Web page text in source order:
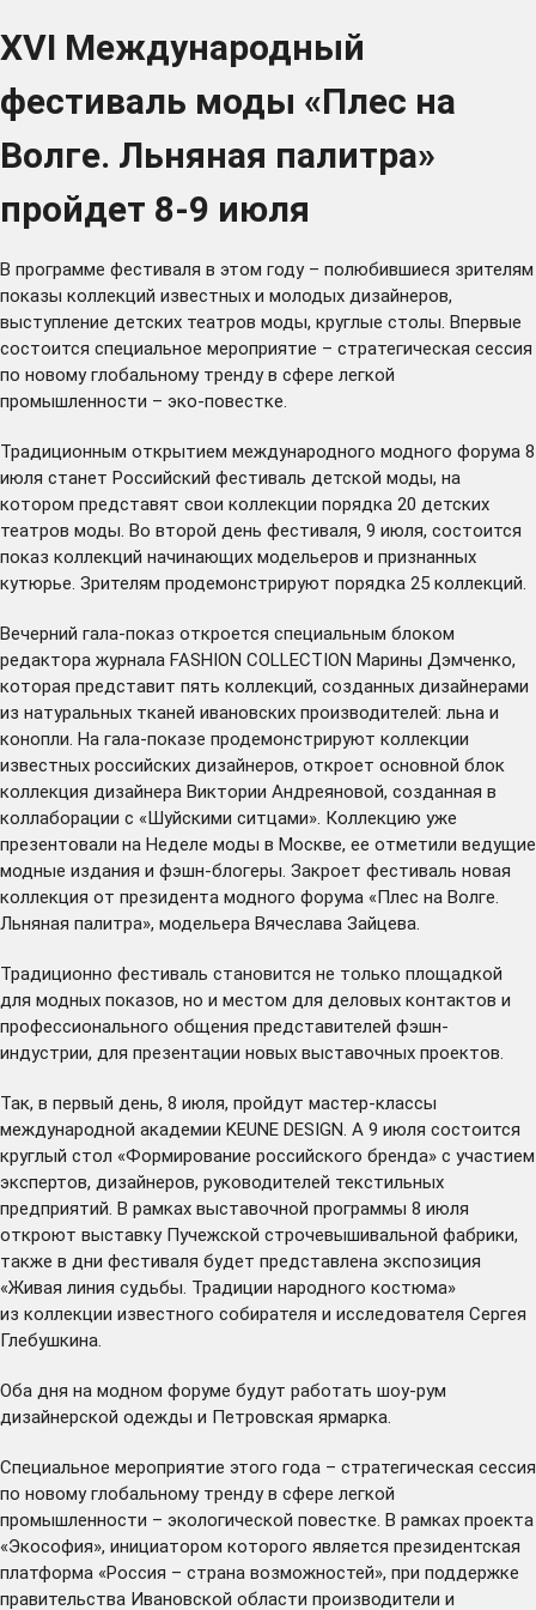
XVI Международный
фестиваль моды «Плес на
Волге. Льняная палитра»
пройдет 8-9 июля
В программе фестиваля в этом году – полюбившиеся зрителям
показы коллекций известных и молодых дизайнеров,
выступление детских театров моды, круглые столы. Впервые
состоится специальное мероприятие – стратегическая сессия
по новому глобальному тренду в сфере легкой
промышленности – эко-повестке.
Традиционным открытием международного модного форума 8
июля станет Российский фестиваль детской моды, на
котором представят свои коллекции порядка 20 детских
театров моды. Во второй день фестиваля, 9 июля, состоится
показ коллекций начинающих модельеров и признанных
кутюрье. Зрителям продемонстрируют порядка 25 коллекций.
Вечерний гала-показ откроется специальным блоком
редактора журнала FASHION COLLECTION Марины Дэмченко,
которая представит пять коллекций, созданных дизайнерами
из натуральных тканей ивановских производителей: льна и
конопли. На гала-показе продемонстрируют коллекции
известных российских дизайнеров, откроет основной блок
коллекция дизайнера Виктории Андреяновой, созданная в
коллаборации с «Шуйскими ситцами». Коллекцию уже
презентовали на Неделе моды в Москве, ее отметили ведущие
модные издания и фэшн-блогеры. Закроет фестиваль новая
коллекция от президента модного форума «Плес на Волге.
Льняная палитра», модельера Вячеслава Зайцева.
Традиционно фестиваль становится не только площадкой
для модных показов, но и местом для деловых контактов и
профессионального общения представителей фэшн-
индустрии, для презентации новых выставочных проектов.
Так, в первый день, 8 июля, пройдут мастер-классы
международной академии KEUNE DESIGN. А 9 июля состоится
круглый стол «Формирование российского бренда» с участием
экспертов, дизайнеров, руководителей текстильных
предприятий. В рамках выставочной программы 8 июля
откроют выставку Пучежской строчевышивальной фабрики,
также в дни фестиваля будет представлена экспозиция
«Живая линия судьбы. Традиции народного костюма»
из коллекции известного собирателя и исследователя Сергея
Глебушкина.
Оба дня на модном форуме будут работать шоу-рум
дизайнерской одежды и Петровская ярмарка.
Специальное мероприятие этого года – стратегическая сессия
по новому глобальному тренду в сфере легкой
промышленности – экологической повестке. В рамках проекта
«Экософия», инициатором которого является президентская
платформа «Россия – страна возможностей», при поддержке
правительства Ивановской области производители и